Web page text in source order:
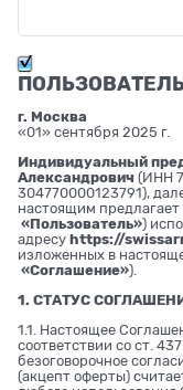
г. Москва
«01» сентября 2025 г.
Индивидуальный
Александрович (ИНН
304770000123791),
настоящим
«Пользователь»)
адресу https://
изложенных в
«Соглашение»).
1. СТАТУС
1.1. Настоящее
соответствии со ст.
безоговорочное
(акцепт оферты)